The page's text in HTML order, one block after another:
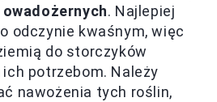
owadożernych. Najlepiej
odczynie kwaśnym, więc
do storczyków
potrzebom. Należy
nawożenia tych roślin,